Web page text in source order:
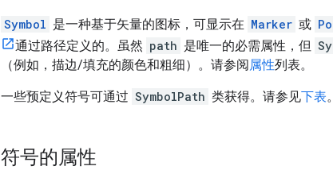
Symbol 是一种基于矢量的图标，可显示在 Marker 或
通过路径定义的。虽然 path 是唯一的必需属性，但
（例如，描边/填充的颜色和粗细）。请参阅属性列表。
一些预定义符号可通过 SymbolPath 类获得。请参见下表。
符号的属性